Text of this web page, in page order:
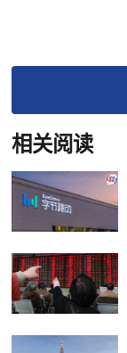
相关阅读